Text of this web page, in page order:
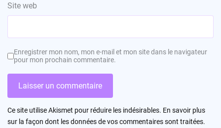
Site web
Enregistrer mon nom, mon e-mail et mon site dans le navigateur
pour mon prochain commentaire.
Ce site utilise Akismet pour réduire les indésirables. En savoir plus
sur la façon dont les données de vos commentaires sont traitées.